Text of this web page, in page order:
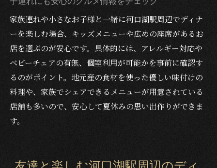
家族連れや小さなお子様と一緒に河口湖駅周辺でディナ
ーを楽しむ場合、キッズメニューや広めの座席があるお
店を選ぶのが安心です。具体的には、アレルギー対応や
ベビーチェアの有無、個室利用が可能かを事前に確認す
るのがポイント。地元産の食材を使った優しい味付けの
料理や、家族でシェアできるメニューが用意されている
店舗も多いので、安心して夏休みの思い出作りができま
す。